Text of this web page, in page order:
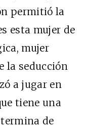
permitió la
esta mujer de
mujer
la seducción
a jugar en
tiene una
de